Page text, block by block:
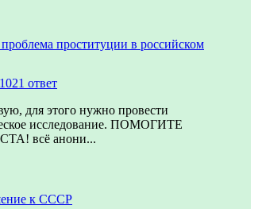
проституции в российском
1021 ответ
для этого нужно провести
исследование. ПОМОГИТЕ
всё анони...
к СССР